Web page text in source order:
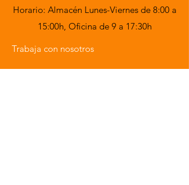
Horario: Almacén Lunes-Viernes de 8:00 a
15:00h, Oficina de 9 a 17:30h
Trabaja con nosotros